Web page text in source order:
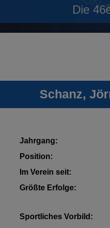
Die
Schanz,
Jahrgang:
Position:
Im Verein seit:
Größte Erfolge:
Sportliches Vorbild: